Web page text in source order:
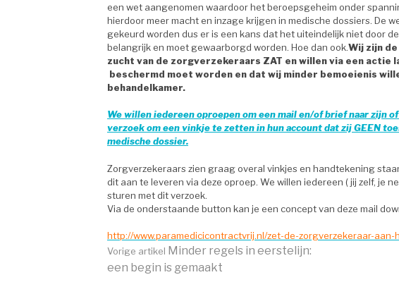
een wet aangenomen waardoor het beroepsgeheim onder
hierdoor meer macht en inzage krijgen in medische dossiers. De
gekeurd worden dus er is een kans dat het uiteindelijk niet door
belangrijk en moet gewaarborgd worden. Hoe dan ook.Wij zijn
zucht van de zorgverzekeraars ZAT en willen via een
beschermd moet worden en dat wij minder bemoeienis
behandelkamer.
We willen iedereen oproepen om een mail en/of brief naar zijn
verzoek om een vinkje te zetten in hun account dat zij GEEN
medische dossier.
Zorgverzekeraars zien graag overal vinkjes en handtekening
dit aan te leveren via deze oproep. We willen iedereen ( jij zelf, je
sturen met dit verzoek.
Via de onderstaande button kan je een concept van deze mail
http://www.paramedicicontractvrij.nl/zet-de-zorgverzekeraar-
Verder
Vorige artikel Minder regels in eerstelijn:
een begin is gemaakt